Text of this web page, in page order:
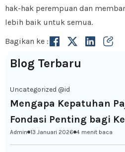
hak-hak perempuan dan
lebih baik untuk semua.
Bagikan ke :
Blog Terbaru
Uncategorized @id
Mengapa Kepatuhan
Fondasi Penting bagi
di Indonesia
Admin 13 Januari 2026 4 menit baca